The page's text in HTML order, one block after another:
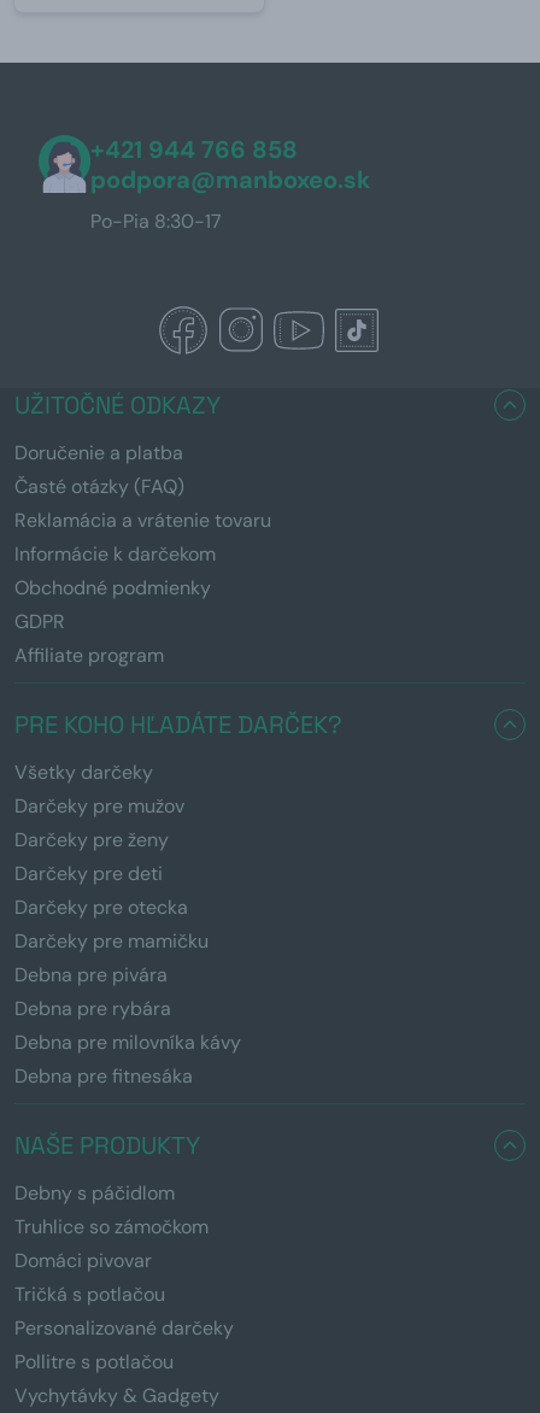
+421 944 766 858
podpora@manboxeo.sk
Po-Pia 8:30-17
UŽITOČNÉ ODKAZY
Doručenie a platba
Časté otázky (FAQ)
Reklamácia a vrátenie tovaru
Informácie k darčekom
Obchodné podmienky
GDPR
Affiliate program
PRE KOHO HĽADÁTE DARČEK?
Všetky darčeky
Darčeky pre mužov
Darčeky pre ženy
Darčeky pre deti
Darčeky pre otecka
Darčeky pre mamičku
Debna pre pivára
Debna pre rybára
Debna pre milovníka kávy
Debna pre fitnesáka
NAŠE PRODUKTY
Debny s páčidlom
Truhlice so zámočkom
Domáci pivovar
Tričká s potlačou
Personalizované darčeky
Pollitre s potlačou
Vychytávky & Gadgety